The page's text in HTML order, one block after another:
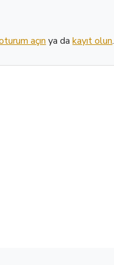
açın ya dakayıt olun.